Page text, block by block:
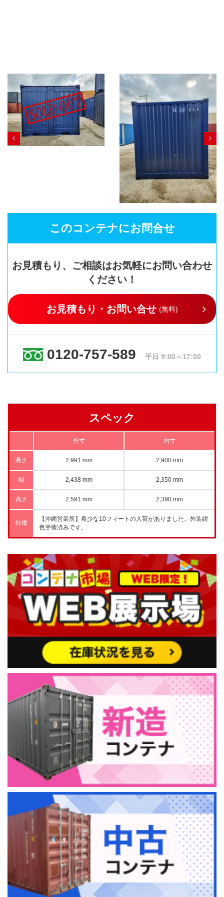
このコンテナにお問合せ
お見積もり、ご相談はお気軽にお問い合わせ
ください！
お見積もり・お問い合せ (無料)
0120-757-589 平日 9:00～17:00
スペック
外寸 内寸
長さ 2,991 mm 2,900 mm
幅 2,438 mm 2,350 mm
高さ 2,591 mm 2,390 mm
特徴
【沖縄営業所】希少な10フィートの入荷がありました。外装紺
色塗装済みです。